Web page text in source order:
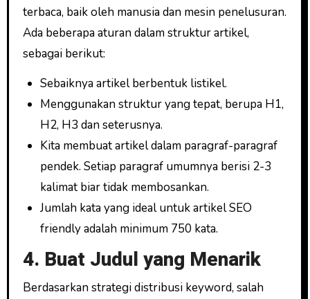
terbaca, baik oleh manusia dan mesin penelusuran.
Ada beberapa aturan dalam struktur artikel,
sebagai berikut:
Sebaiknya artikel berbentuk listikel.
Menggunakan struktur yang tepat, berupa H1,
H2, H3 dan seterusnya.
Kita membuat artikel dalam paragraf-paragraf
pendek. Setiap paragraf umumnya berisi 2-3
kalimat biar tidak membosankan.
Jumlah kata yang ideal untuk artikel SEO
friendly adalah minimum 750 kata.
4. Buat Judul yang Menarik
Berdasarkan strategi distribusi keyword, salah